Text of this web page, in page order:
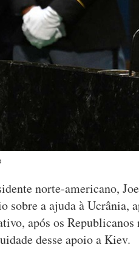
norte-americano,
sobre a ajuda à Ucrânia,
após os
desse apoio a Kiev.